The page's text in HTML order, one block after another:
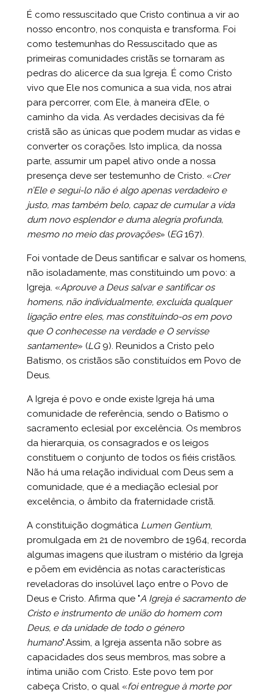
É como ressuscitado que Cristo continua a vir ao
nosso encontro, nos conquista e transforma. Foi
como testemunhas do Ressuscitado que as
primeiras comunidades cristãs se tornaram as
pedras do alicerce da sua Igreja. É como Cristo
vivo que Ele nos comunica a sua vida, nos atrai
para percorrer, com Ele, à maneira d’Ele, o
caminho da vida. As verdades decisivas da fé
cristã são as únicas que podem mudar as vidas e
converter os corações. Isto implica, da nossa
parte, assumir um papel ativo onde a nossa
presença deve ser testemunho de Cristo. «Crer
n’Ele e segui-lo não é algo apenas verdadeiro e
justo, mas também belo, capaz de cumular a vida
dum novo esplendor e duma alegria profunda,
mesmo no meio das provações» (EG167).
Foi vontade de Deus santificar e salvar os homens,
não isoladamente, mas constituindo um povo: a
Igreja. «Aprouve a Deus salvar e santificar os
homens, não individualmente, excluída qualquer
ligação entre eles, mas constituindo-os em povo
que O conhecesse na verdade e O servisse
santamente» (LG9). Reunidos a Cristo pelo
Batismo, os cristãos são constituídos em Povo de
Deus.
A Igreja é povo e onde existe Igreja há uma
comunidade de referência, sendo o Batismo o
sacramento eclesial por excelência. Os membros
da hierarquia, os consagrados e os leigos
constituem o conjunto de todos os fiéis cristãos.
Não há uma relação individual com Deus sem a
comunidade, que é a mediação eclesial por
excelência, o âmbito da fraternidade cristã.
A constituição dogmática Lumen Gentium,
promulgada em 21 de novembro de 1964, recorda
algumas imagens que ilustram o mistério da Igreja
e põem em evidência as notas características
reveladoras do insolúvel laço entre o Povo de
Deus e Cristo. Afirma que "A Igreja é sacramento de
Cristo e instrumento de união do homem com
Deus, e da unidade de todo o género
humano".Assim, a Igreja assenta não sobre as
capacidades dos seus membros, mas sobre a
íntima união com Cristo. Este povo tem por
cabeça Cristo, o qual «foi entregue à morte por